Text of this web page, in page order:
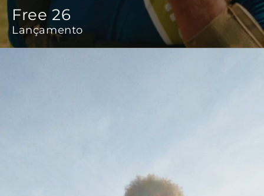
Free 26
Lançamento